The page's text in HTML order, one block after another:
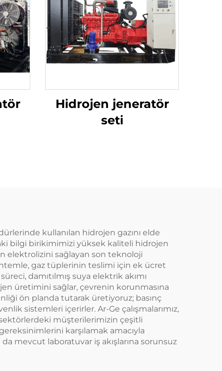
Hidrojen jeneratör
seti
kullanılan hidrojen gazını elde
bilgi birikimimizi yüksek kaliteli hidrojen
elektrolizini sağlayan son teknoloji
gaz tüplerinin teslimi için ek ücret
damıtılmış suya elektrik akımı
üretimini sağlar, çevrenin korunmasına
ön planda tutarak üretiyoruz; basınç
sistemleri içerirler. Ar-Ge çalışmalarımız,
müşterilerimizin çeşitli
karşılamak amacıyla
mevcut laboratuvar iş akışlarına sorunsuz